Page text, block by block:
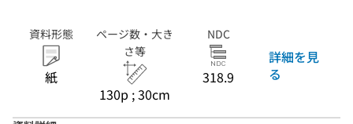
資料形態
紙
ページ数・大き
さ等
130p ; 30cm
NDC
318.9
詳細を見
る